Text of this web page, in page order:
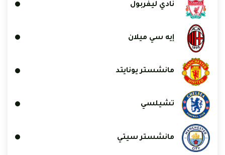
نادي ليفربول
إيه سي ميلان
مانشستر يونايتد
تشيلسي
مانشستر سيتي